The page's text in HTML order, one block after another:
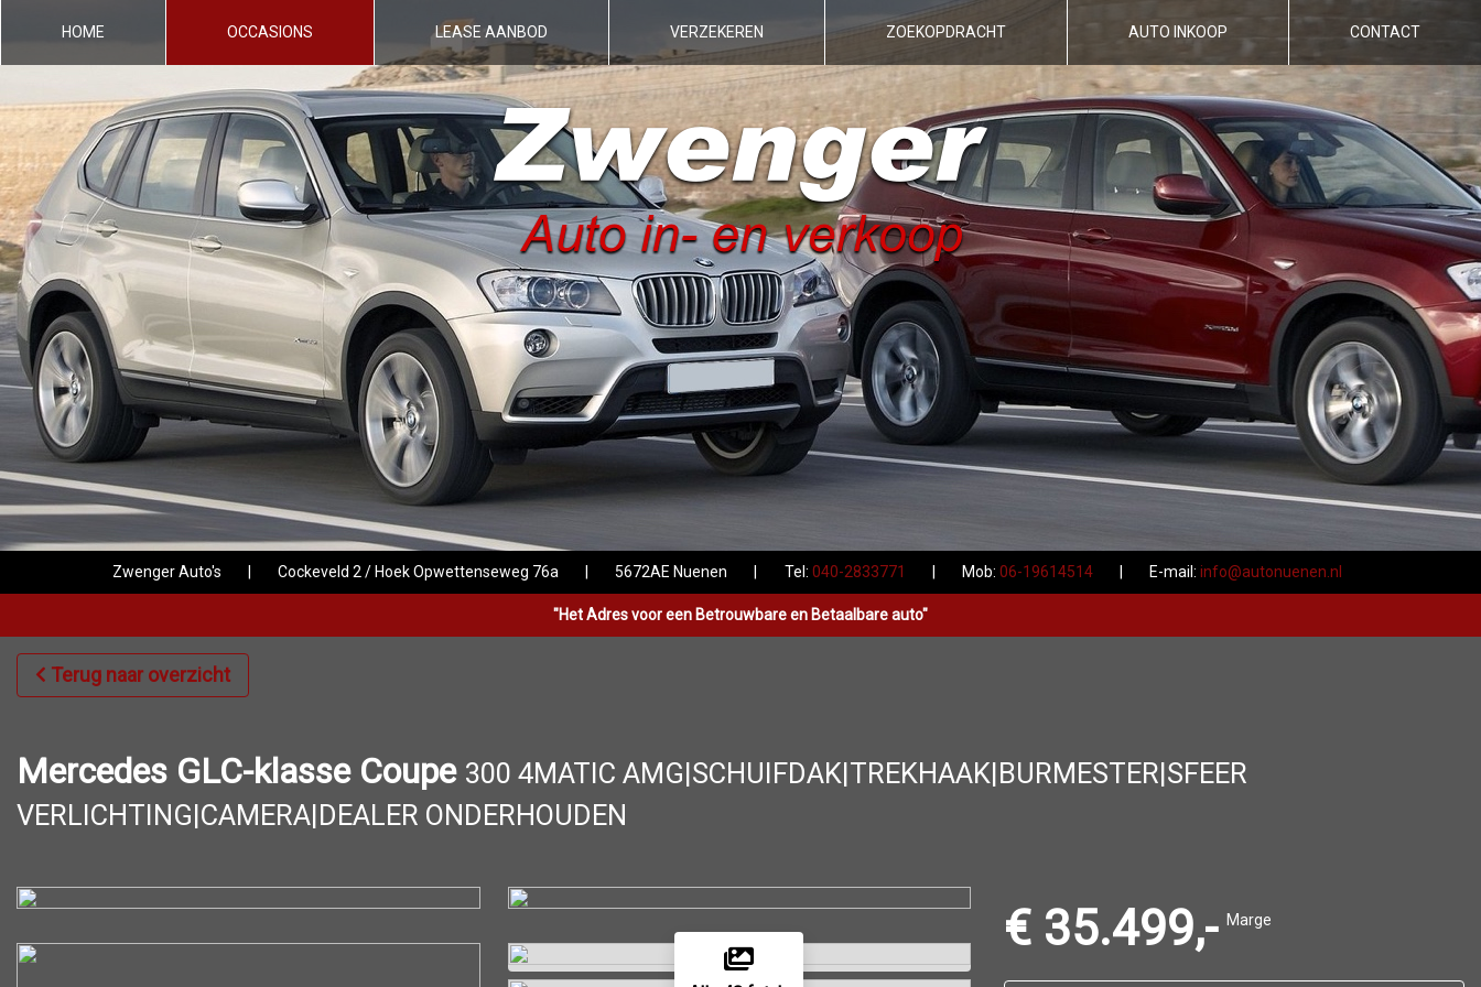
HOME OCCASIONS LEASE AANBOD VERZEKEREN ZOEKOPDRACHT AUTO INKOOP CONTACT
Zwenger Auto's Cockeveld 2 / Hoek Opwettenseweg 76a 5672AE Nuenen Tel: 040-2833771 Mob: 06-19614514 E-mail: info@autonuenen.nl
"Het Adres voor een Betrouwbare en Betaalbare auto"
Terug naar overzicht
Mercedes GLC-klasse Coupe 300 4MATIC AMG|SCHUIFDAK|TREKHAAK|BURMESTER|SFEER
VERLICHTING|CAMERA|DEALER ONDERHOUDEN
€ 35.499,- Marge